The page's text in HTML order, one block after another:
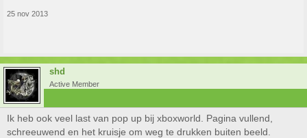
25 nov 2013
shd
Active Member
Ik heb ook veel last van pop up bij xboxworld. Pagina vullend,
schreeuwend en het kruisje om weg te drukken buiten beeld.